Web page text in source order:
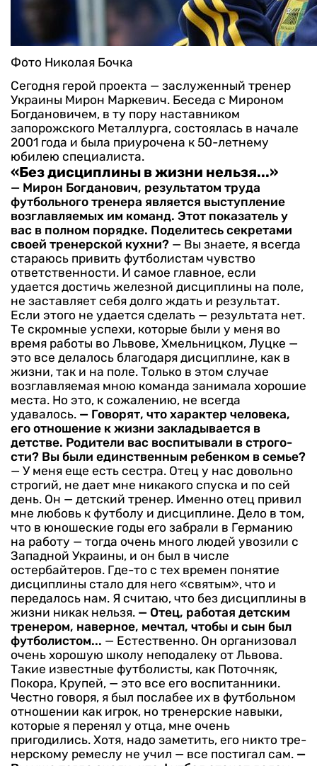
Фото Николая Бочка
Сегодня герой проекта — заслуженный тренер
Украины Мирон Маркевич. Беседа с Мироном
Богдановичем, в ту пору наставником
запорожского Металлурга, состоялась в начале
2001 года и была приурочена к 50-летнему
юбилею специалиста.
«Без дисциплины в жизни нельзя...»
— Мирон Богданович, резуль­татом труда
футбольного трене­ра является выступление
воз­главляемых им команд. Этот по­казатель у
вас в полном поряд­ке. Поделитесь секретами
своей тренерской кухни? — Вы знаете, я всегда
стара­юсь привить футболистам чув­ство
ответственности. И самое главное, если
удается достичь железной дисциплины на поле,
не заставляет себя долго ждать и результат.
Если этого не удается сделать — результата нет.
Те скромные успехи, которые были у меня во
время работы во Львове, Хмельницком, Луцке —
это все делалось благодаря дисциплине, как в
жизни, так и на поле. Толь­ко в этом случае
возглавляемая мною команда занимала хоро­шие
места. Но это, к сожалению, не всегда
удавалось. — Говорят, что характер чело­века,
его отношение к жизни за­кладывается в
детстве. Родите­ли вас воспитывали в строго­
сти? Вы были единственным ре­бенком в семье?
— У меня еще есть сестра. Отец у нас довольно
строгий, не дает мне никакого спуска и по сей
день. Он — детский тренер. Именно отец привил
мне любовь к футболу и дисциплине. Дело в том,
что в юношеские годы его забрали в Германию
на работу — тогда очень много людей уво­зили с
Западной Украины, и он был в числе
остербайтеров. Где-то с тех времен понятие
дисцип­лины стало для него «святым», что и
передалось нам. Я считаю, что без дисциплины в
жизни ни­как нельзя. — Отец, работая детским
тре­нером, наверное, мечтал, чтобы и сын был
футболистом... — Естественно. Он организо­вал
очень хорошую школу непо­далеку от Львова.
Такие извест­ные футболисты, как Поточняк,
Покора, Крупей, — это все его воспитанники.
Честно говоря, я был послабее их в футбольном
отношении как игрок, но тренер­ские навыки,
которые я перенял у отца, мне очень
пригодились. Хо­тя, надо заметить, его никто тре­
нерскому ремеслу не учил — все постигал сам. —